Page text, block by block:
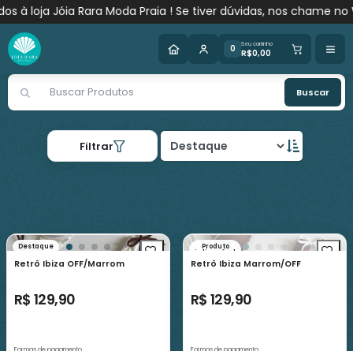
à loja Jóia Rara Moda Praia ! Se tiver dúvidas, nos chame no
0 Seu carrinho
R$0,00
Buscar
Filtrar
Destaque
Retrô Ibiza OFF/Marrom
R$ 129,90
Produto
indisponível
Retrô Ibiza Marrom/OFF
R$ 129,90